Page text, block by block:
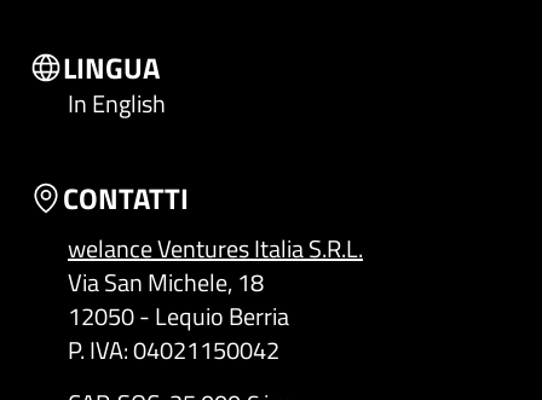
LINGUA
In English
CONTATTI
welance Ventures Italia S.R.L.
Via San Michele, 18
12050 - Lequio Berria
P. IVA: 04021150042